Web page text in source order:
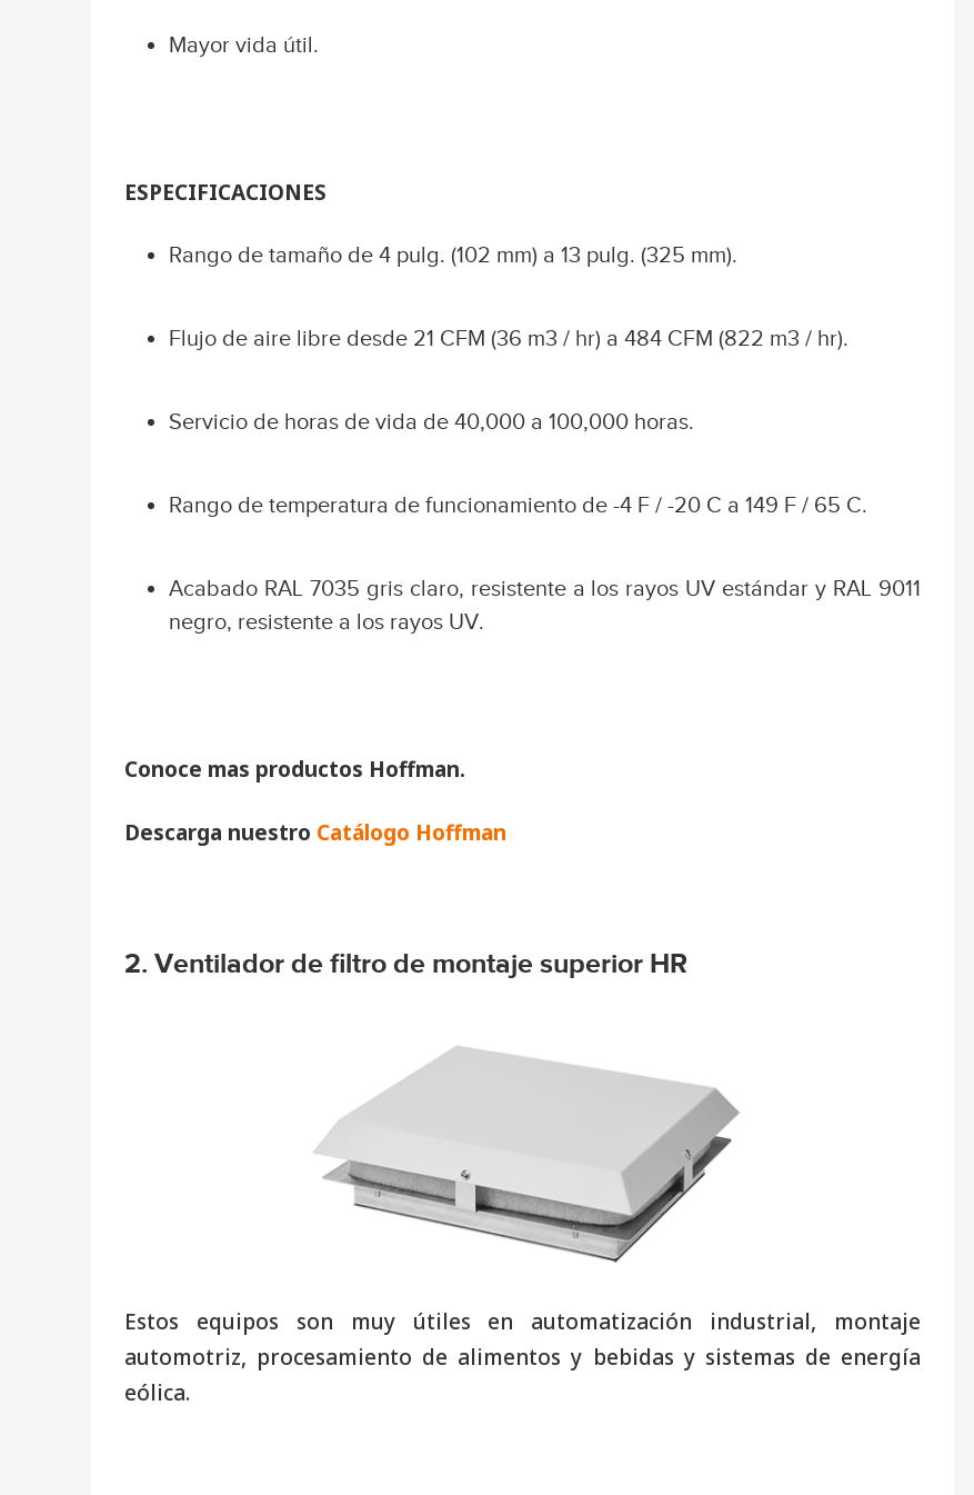
Mayor vida útil.
ESPECIFICACIONES
Rango de tamaño de 4 pulg. (102 mm) a 13 pulg. (325 mm).
Flujo de aire libre desde 21 CFM (36 m3 / hr) a 484 CFM (822 m3 / hr).
Servicio de horas de vida de 40,000 a 100,000 horas.
Rango de temperatura de funcionamiento de -4 F / -20 C a 149 F / 65 C.
Acabado RAL 7035 gris claro, resistente a los rayos UV estándar y RAL 9011
negro, resistente a los rayos UV.
Conoce mas productos Hoffman.
Descarga nuestro Catálogo Hoffman
2. Ventilador de filtro de montaje superior HR
Estos equipos son muy útiles en automatización industrial, montaje
automotriz, procesamiento de alimentos y bebidas y sistemas de energía
eólica.